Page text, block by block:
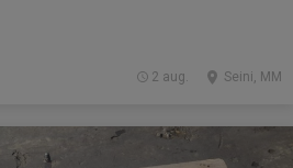
Seini, MM
2 aug.